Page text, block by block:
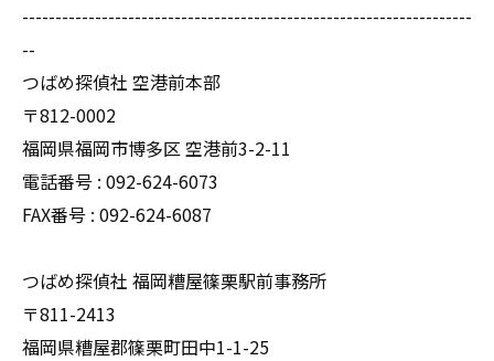
--------------------------------------------------------------------
--
つばめ探偵社 空港前本部
〒812-0002
福岡県福岡市博多区 空港前3-2-11
電話番号 : 092-624-6073
FAX番号 : 092-624-6087
つばめ探偵社 福岡糟屋篠栗駅前事務所
〒811-2413
福岡県糟屋郡篠栗町田中1-1-25